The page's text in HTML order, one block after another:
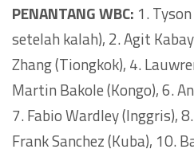
PENANTANG WBC: 1.
setelah kalah), 2. Agit
Zhang (Tiongkok), 4.
Martin Bakole (Kongo), 6.
7. Fabio Wardley (Inggris),
Frank Sanchez (Kuba), 10.